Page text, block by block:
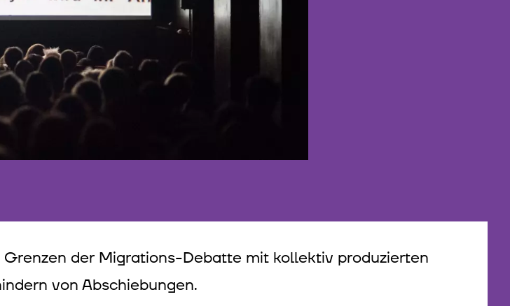
der Migrations-Debatte mit kollektiv produzierten
von Abschiebungen.